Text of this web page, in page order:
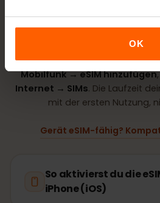
OK
Lossurfen
Installation dauert nur 2 Minuten:
Mobilfunk → eSIM hinzufügen
Internet → SIMs. Die Laufzeit
mit der ersten Nutzung,
Gerät eSIM-fähig?
So aktivierst du die
iPhone (iOS)